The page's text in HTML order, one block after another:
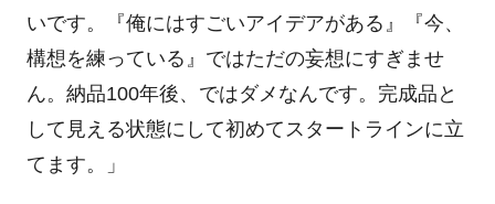
いです。『俺にはすごいアイデアがある』『今、
構想を練っている』ではただの妄想にすぎませ
ん。納品100年後、ではダメなんです。完成品と
して見える状態にして初めてスタートラインに立
てます。」